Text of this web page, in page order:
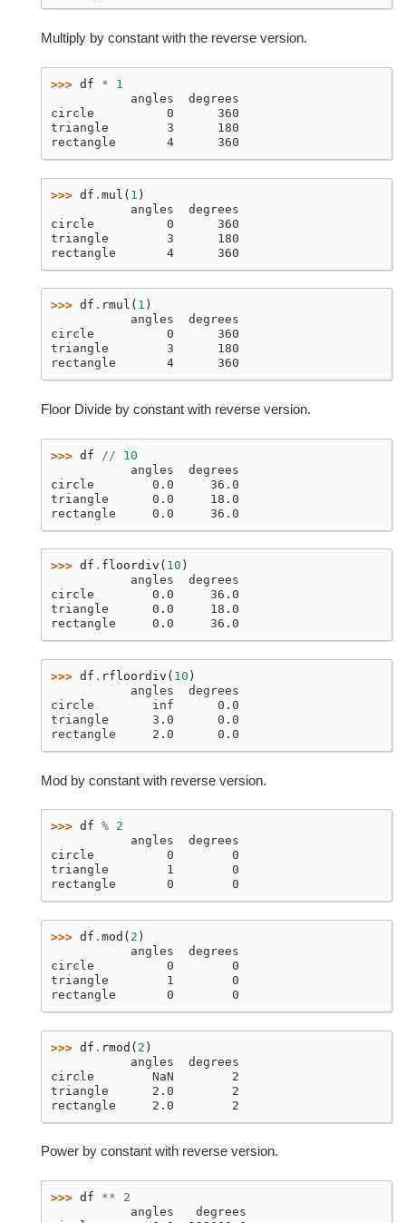
Multiply by constant with the reverse version.
>>> df *
1
           angles  degrees
circle          0      360
triangle        3      180
rectangle       4      360
>>> df . mul ( 1 )
           angles  degrees
circle          0      360
triangle        3      180
rectangle       4      360
>>> df . rmul ( 1 )
           angles  degrees
circle          0      360
triangle        3      180
rectangle       4      360
Floor Divide by constant with reverse version.
>>> df //
10
           angles  degrees
circle        0.0     36.0
triangle      0.0     18.0
rectangle     0.0     36.0
>>> df . floordiv ( 10 )
           angles  degrees
circle        0.0     36.0
triangle      0.0     18.0
rectangle     0.0     36.0
>>> df . rfloordiv ( 10 )
           angles  degrees
circle        inf      0.0
triangle      3.0      0.0
rectangle     2.0      0.0
Mod by constant with reverse version.
>>> df % 2
           angles  degrees
circle          0        0
triangle        1        0
rectangle       0        0
>>> df . mod ( 2 )
           angles  degrees
circle          0        0
triangle        1        0
rectangle       0        0
>>> df . rmod ( 2 )
           angles  degrees
circle        NaN        2
triangle      2.0        2
rectangle     2.0        2
Power by constant with reverse version.
>>> df **
2
           angles   degrees